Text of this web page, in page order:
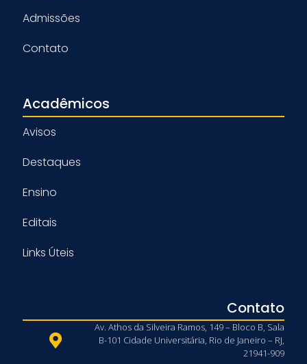
Admissões
Contato
Acadêmicos
Avisos
Destaques
Ensino
Editais
Links Úteis
Contato
Av. Athos da Silveira Ramos, 149 – Bloco B, Sala
B-101 Cidade Universitária, Rio de Janeiro – RJ,
21941-909